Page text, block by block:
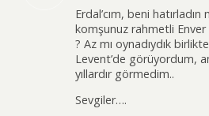
Erdal’cım, beni
komşunuz rahmetli Enver
? Az mı oynadıydık
Levent’de görüyordum,
yıllardır görmedim..
Sevgiler….